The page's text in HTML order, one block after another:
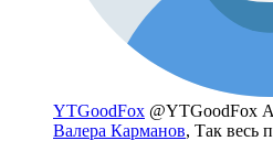
YTGoodFox @YTGoodFox
Валера Карманов, Так весь